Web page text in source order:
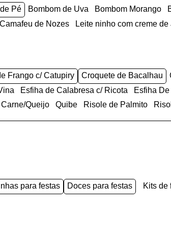
de Pé Bombom de Uva Bombom Morango
Camafeu de Nozes Leite ninho com creme de
Frango c/ Catupiry Croquete de Bacalhau
Esfiha de Calabresa c/ Ricota Esfiha
Carne/Queijo Quibe Risole de Palmito
para festas doces para festas kits